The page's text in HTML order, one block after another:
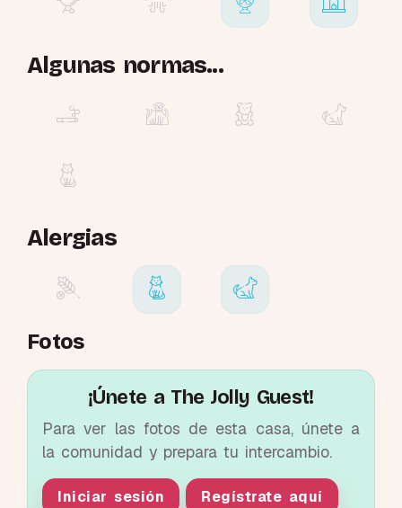
Algunas normas...
Alergias
Fotos
¡Únete a The Jolly Guest!
Para ver las fotos de esta casa, únete a
la comunidad y prepara tu intercambio.
Iniciar sesión Regístrate aquí